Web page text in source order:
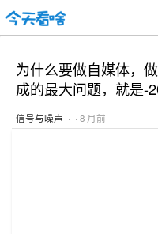
为什么要做自媒体，
成的最大问题，就是-
信号与噪声 · · 8 月前